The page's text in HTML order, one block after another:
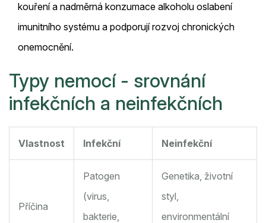
kouření a nadměrná konzumace alkoholu oslabení
imunitního systému a podporují rozvoj chronických
onemocnění.
Typy nemocí - srovnání
infekčních a neinfekčních
Vlastnost Infekční Neinfekční
Příčina
Patogen
(virus,
bakterie,
Genetika, životní
styl,
environmentální